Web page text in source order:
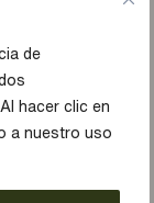
de
hacer clic en
a nuestro uso